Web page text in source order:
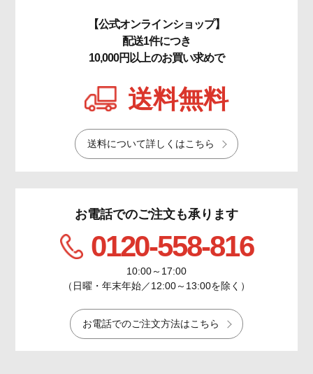
【公式オンラインショップ】
配送1件につき
10,000円以上のお買い求めで
送料無料
送料について詳しくはこちら
お電話でのご注文も承ります
0120-558-816
10:00～17:00
（日曜・年末年始／12:00～13:00を除く）
お電話でのご注文方法はこちら